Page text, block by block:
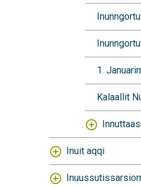
1.
Kalaallit
Inuit aqqi